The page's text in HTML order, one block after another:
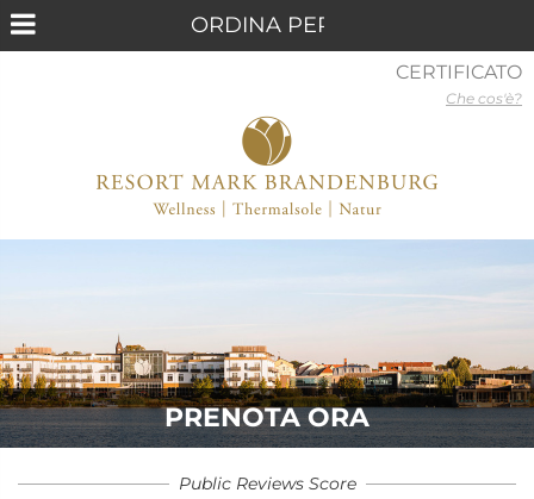
PRENOTA ORA
Public Reviews Score
CERTIFICATO
Che cos'è?